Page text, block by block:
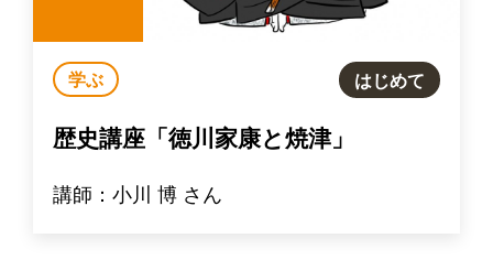
学ぶ はじめて
歴史講座「徳川家康と焼津」
講師：小川 博 さん